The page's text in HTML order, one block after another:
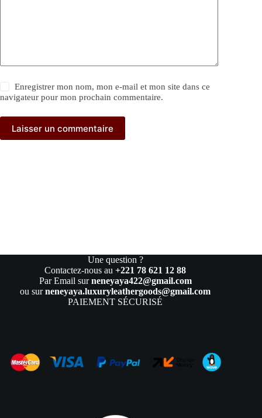
Enregistrer mon nom, mon e-mail et mon site dans ce
navigateur pour mon prochain commentaire.
Laisser un commentaire
Une question ?
Contactez-nous au+221 78 621 12 88
Par Email surneneyaya422@gmail.com
ou surneneyaya.luxuryleathergoods@gmail.com
PAIEMENT SÉCURISÉ